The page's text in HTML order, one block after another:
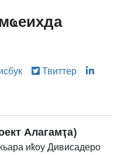
Твиттер
Алагамҭа)
иҟоу Дивисадеро